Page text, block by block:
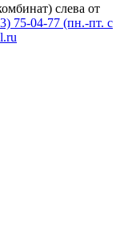
слева от
75-04-77 (пн.-пт. с